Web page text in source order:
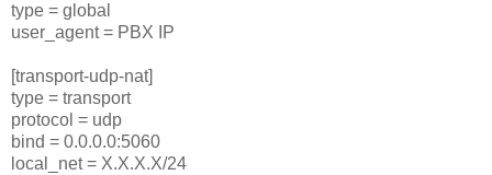
type = global
user_agent = PBX IP
[transport-udp-nat]
type = transport
protocol = udp
bind = 0.0.0.0:5060
local_net = X.X.X.X/24